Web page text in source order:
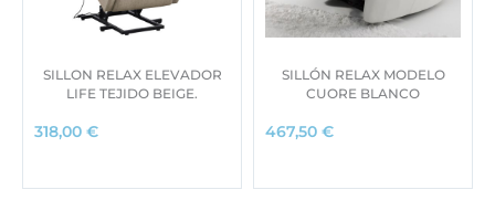
SILLON RELAX ELEVADOR
LIFE TEJIDO BEIGE.
318,00 €
SILLÓN RELAX MODELO
CUORE BLANCO
467,50 €